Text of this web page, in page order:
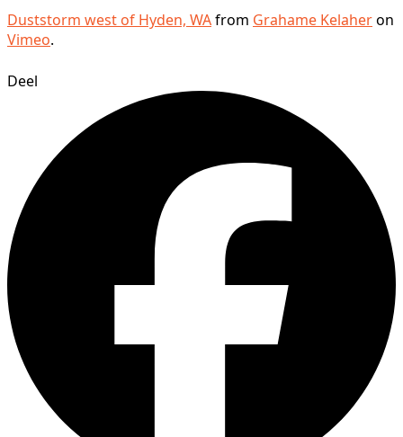
Duststorm west of Hyden, WAfrom Grahame Kelaheron
Vimeo.
Deel